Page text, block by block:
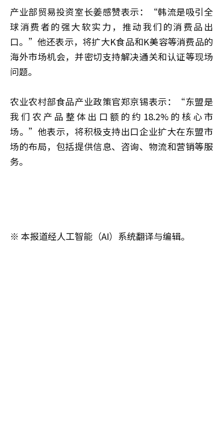
产业部贸易投资室长姜感赞表示：“韩流是吸引全
球消费者的强大软实力，推动我们的消费品出
口。”他还表示，将扩大K食品和K美容等消费品的
海外市场机会，并密切支持解决通关和认证等现场
问题。
农业农村部食品产业政策官郑京锡表示：“东盟是
我们农产品整体出口额的约18.2%的核心市
场。”他表示，将积极支持出口企业扩大在东盟市
场的布局，包括提供信息、咨询、物流和营销等服
务。
※ 本报道经人工智能（AI）系统翻译与编辑。